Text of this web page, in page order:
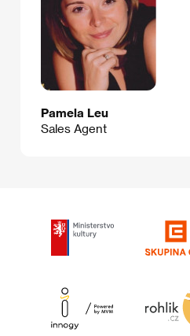
Pamela Leu
Sales Agent